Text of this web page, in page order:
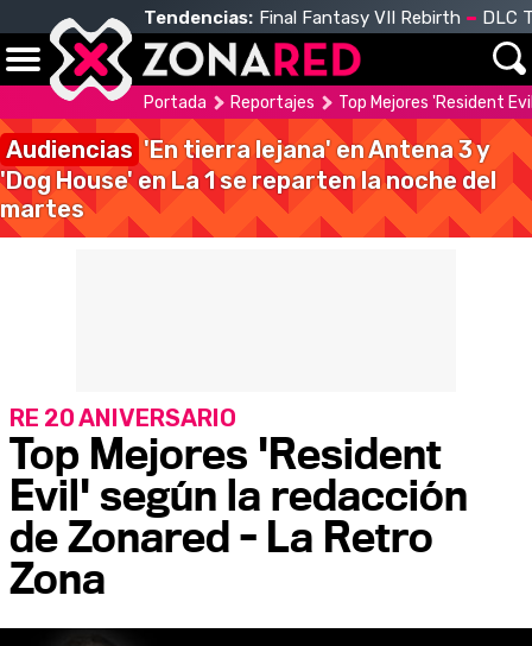
Tendencias: Final Fantasy VII Rebirth DLC
Portada Reportajes Top Mejores 'Resident
Audiencias 'En tierra lejana' en Antena 3 y
'Dog House' en La 1 se reparten la noche del
martes
Top Mejores 'Resident
Evil' según la redacción
de Zonared - La Retro
Zona
RE 20 ANIVERSARIO